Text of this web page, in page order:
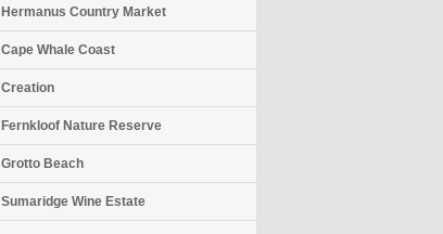
Hermanus Country Market
Cape Whale Coast
Creation
Fernkloof Nature Reserve
Grotto Beach
Sumaridge Wine Estate